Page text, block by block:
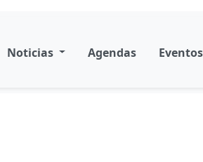
Noticias Agendas Eventos